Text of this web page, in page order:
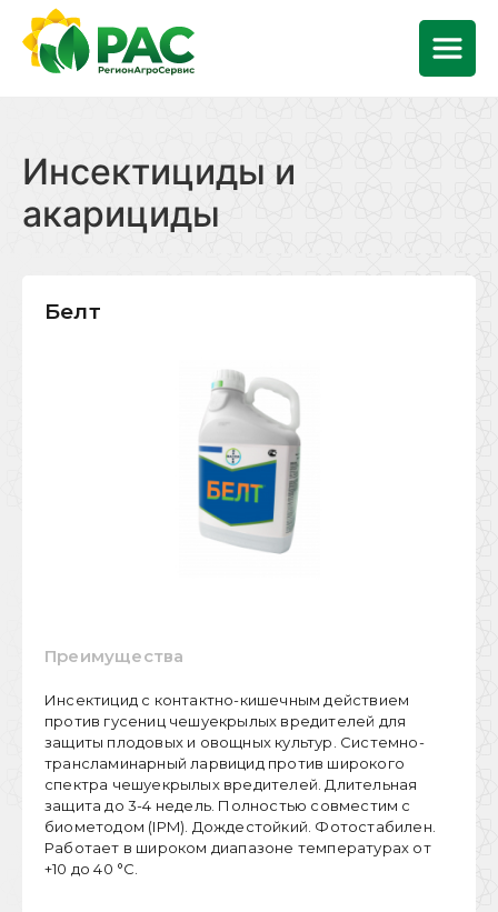
Инсектициды и
акарициды
Белт
Преимущества
Инсектицид с контактно-кишечным действием
против гусениц чешуекрылых вредителей для
защиты плодовых и овощных культур. Системно-
трансламинарный ларвицид против широкого
спектра чешуекрылых вредителей. Длительная
защита до 3-4 недель. Полностью совместим с
биометодом (IPM). Дождестойкий. Фотостабилен.
Работает в широком диапазоне температурах от
+10 до 40 °С.